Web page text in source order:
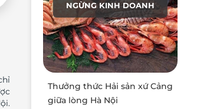
NGỪNG KINH DOANH
Thưởng thức Hải sản xứ Cảng
giữa lòng Hà Nội